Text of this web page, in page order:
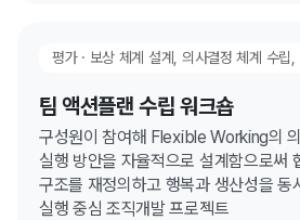
팀 액션플랜 수립 워크숍
구성원이 참여해 Flexible Working의
실행 방안을 자율적으로 설계함으로써
구조를 재정의하고 행복과 생산성을 동
실행 중심 조직개발 프로젝트